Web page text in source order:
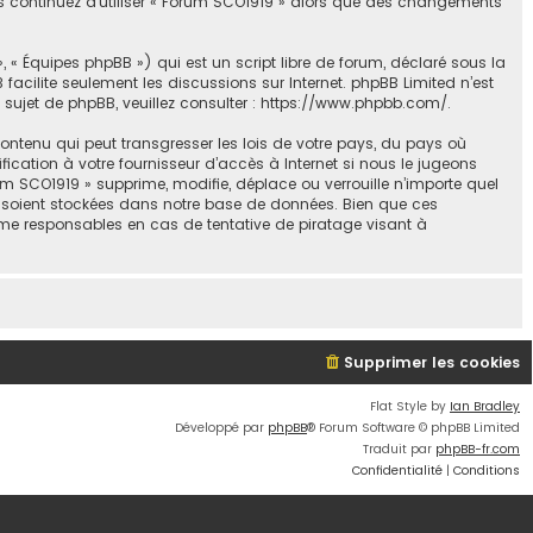
« Équipes phpBB ») qui est un script libre de forum, déclaré sous la
facilite seulement les discussions sur Internet. phpBB Limited n’est
de phpBB, veuillez consulter : https://www.phpbb.com/.
qui peut transgresser les lois de votre pays, du pays où
à votre fournisseur d’accès à Internet si nous le jugeons
» supprime, modifie, déplace ou verrouille n’importe quel
stockées dans notre base de données. Bien que ces
responsables en cas de tentative de piratage visant à
Supprimer les cookies
Flat Style by Ian Bradley
Développé par phpBB® Forum Software © phpBB Limited
Traduit par phpBB-fr.com
Confidentialité | Conditions